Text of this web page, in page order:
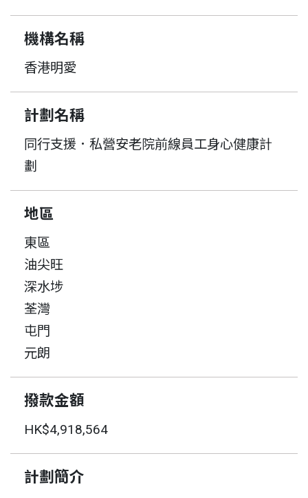
機構名稱
香港明愛
計劃名稱
同行支援．私營安老院前線員工身心健康計
劃
地區
東區
油尖旺
深水埗
荃灣
屯門
元朗
撥款金額
HK$4,918,564
計劃簡介